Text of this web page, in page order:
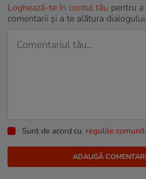
Loghează-te în contul tău pentru a
comentarii și a te alătura dialogului.
Sunt de acord cu regulile